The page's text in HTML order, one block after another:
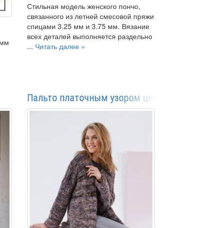
Стильная модель женского пончо,
связанного из летней смесовой пряжи
спицами 3.25 мм и 3.75 мм. Вязание
всех деталей выполняется раздельно
... Читать далее »
Пальто платочным узором цельновязаное